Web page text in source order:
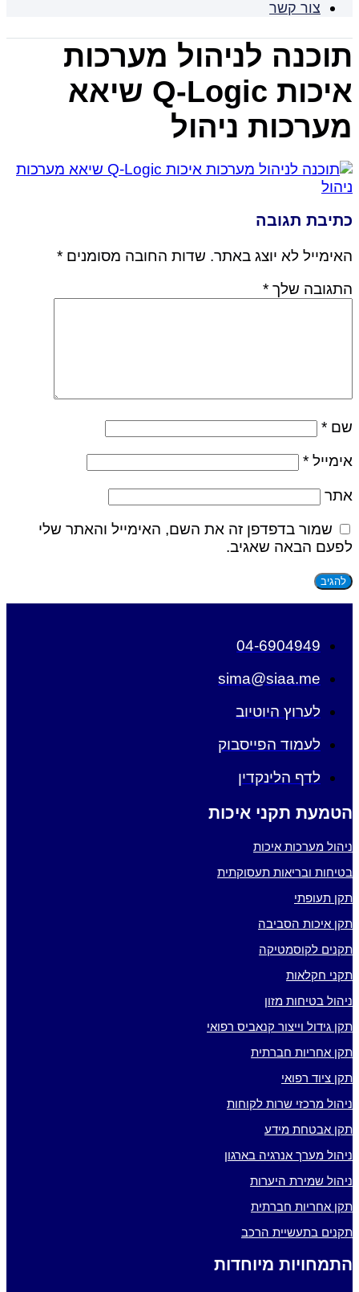
צור קשר
תוכנה לניהול מערכות
איכות Q-Logic שיאא
מערכות ניהול
כתיבת תגובה
האימייל לא יוצג באתר. שדות החובה מסומנים *
התגובה שלך *
שם *
אימייל *
אתר
שמור בדפדפן זה את השם, האימייל והאתר שלי
לפעם הבאה שאגיב.
04-6904949
sima@siaa.me
לערוץ היוטיוב
לעמוד הפייסבוק
לדף הלינקדין
הטמעת תקני איכות
ניהול מערכות איכות
בטיחות ובריאות תעסוקתית
תקן תעופתי
תקן איכות הסביבה
תקנים לקוסמטיקה
תקני חקלאות
ניהול בטיחות מזון
תקן גידול וייצור קנאביס רפואי
תקן אחריות חברתית
תקן ציוד רפואי
ניהול מרכזי שרות לקוחות
תקן אבטחת מידע
ניהול מערך אנרגיה בארגון
ניהול שמירת היערות
תקן אחריות חברתית
תקנים בתעשיית הרכב
התמחויות מיוחדות